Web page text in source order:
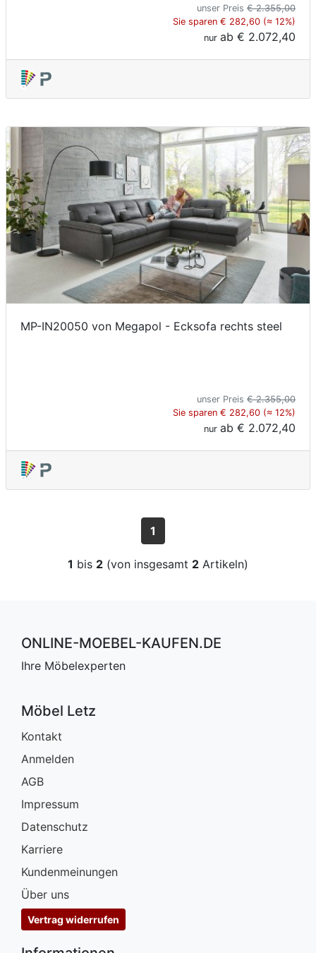
unser Preis € 2.355,00
Sie sparen € 282,60 (≈ 12%)
nur ab € 2.072,40
MP-IN20050 von Megapol - Ecksofa rechts steel
unser Preis € 2.355,00
Sie sparen € 282,60 (≈ 12%)
nur ab € 2.072,40
1
1 bis 2 (von insgesamt 2 Artikeln)
ONLINE-MOEBEL-KAUFEN.DE
Ihre Möbelexperten
Möbel Letz
Kontakt
Anmelden
AGB
Impressum
Datenschutz
Karriere
Kundenmeinungen
Über uns
Vertrag widerrufen